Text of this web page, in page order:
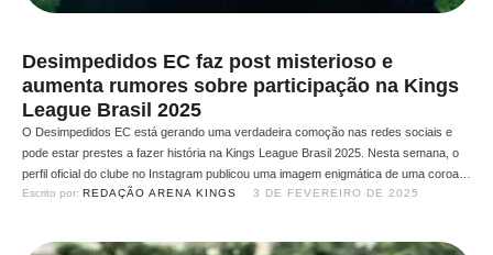
Desimpedidos EC faz post misterioso e
aumenta rumores sobre participação na Kings
League Brasil 2025
O Desimpedidos EC está gerando uma verdadeira comoção nas redes sociais e
pode estar prestes a fazer história na Kings League Brasil 2025. Nesta semana, o
perfil oficial do clube no Instagram publicou uma imagem enigmática de uma coroa,
sem legenda ou explicação, o que gerou uma onda de especulações e aumentou os
Escrito por: REDAÇÃO ARENA KINGS 3 DE FEVEREIRO DE 2025